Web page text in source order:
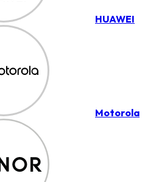
HUAWEI
Motorola